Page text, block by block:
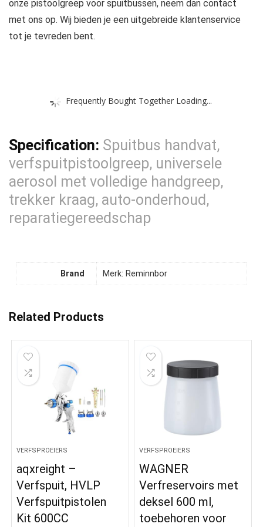
onze pistoolgreep voor spuitbussen, neem dan contact
met ons op. Wij bieden je een uitgebreide klantenservice
tot je tevreden bent.
Frequently Bought Together Loading...
Specification: Spuitbus handvat,
verfspuitpistoolgreep, universele
aerosol met volledige handgreep,
trekker kraag, auto-onderhoud,
reparatiegereedschap
Brand Merk: Reminnbor
Related Products
VERFSPROEIERS
aqxreight –
Verfspuit, HVLP
Verfspuitpistolen
Kit 600CC
VERFSPROEIERS
WAGNER
Verfreservoirs met
deksel 600 ml,
toebehoren voor